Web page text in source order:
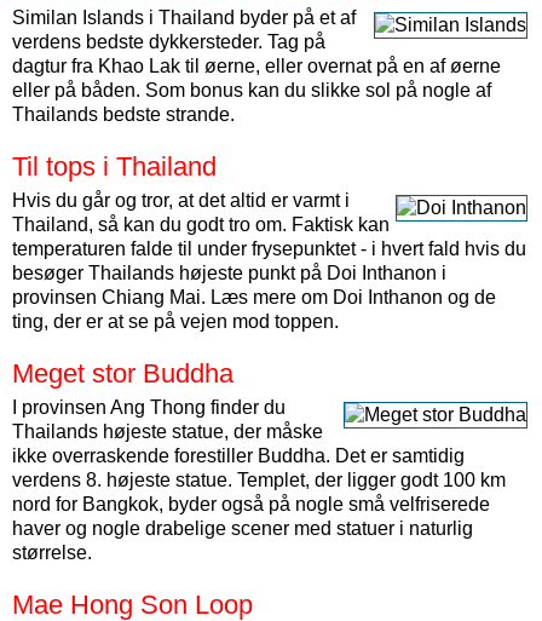
Similan Islands i Thailand byder på et af
verdens bedste dykkersteder. Tag på
dagtur fra Khao Lak til øerne, eller overnat på en af øerne
eller på båden. Som bonus kan du slikke sol på nogle af
Thailands bedste strande.
Til tops i Thailand
Hvis du går og tror, at det altid er varmt i
Thailand, så kan du godt tro om. Faktisk kan
temperaturen falde til under frysepunktet - i hvert fald hvis du
besøger Thailands højeste punkt på Doi Inthanon i
provinsen Chiang Mai. Læs mere om Doi Inthanon og de
ting, der er at se på vejen mod toppen.
Meget stor Buddha
I provinsen Ang Thong finder du
Thailands højeste statue, der måske
ikke overraskende forestiller Buddha. Det er samtidig
verdens 8. højeste statue. Templet, der ligger godt 100 km
nord for Bangkok, byder også på nogle små velfriserede
haver og nogle drabelige scener med statuer i naturlig
størrelse.
Mae Hong Son Loop